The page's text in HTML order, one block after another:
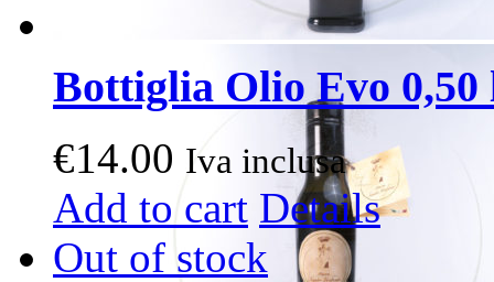
Bottiglia Olio Evo
€14.00 Iva inclusa
Add to cart Details
Out of stock